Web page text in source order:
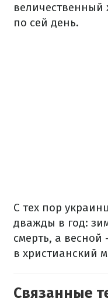
величественный
по сей день.
С тех пор
дважды в год:
смерть, а
в христианский
Связанные